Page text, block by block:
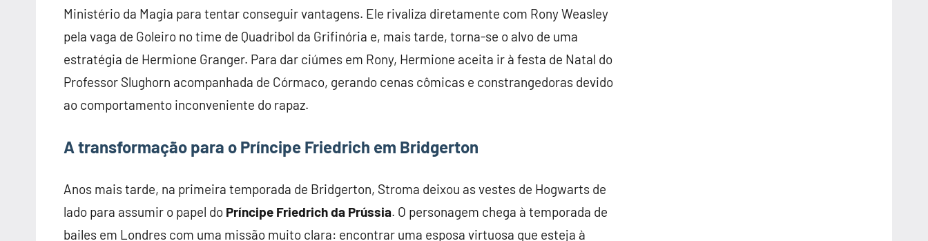
Ministério da Magia para tentar conseguir vantagens. Ele rivaliza diretamente com Rony Weasley
pela vaga de Goleiro no time de Quadribol da Grifinória e, mais tarde, torna-se o alvo de uma
estratégia de Hermione Granger. Para dar ciúmes em Rony, Hermione aceita ir à festa de Natal do
Professor Slughorn acompanhada de Córmaco, gerando cenas cômicas e constrangedoras devido
ao comportamento inconveniente do rapaz.
A transformação para o Príncipe Friedrich em Bridgerton
Anos mais tarde, na primeira temporada de Bridgerton, Stroma deixou as vestes de Hogwarts de
lado para assumir o papel do Príncipe Friedrich da Prússia. O personagem chega à temporada de
bailes em Londres com uma missão muito clara: encontrar uma esposa virtuosa que esteja à